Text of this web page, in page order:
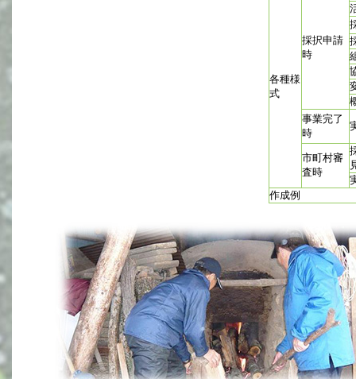
各種様
式
採択申請
時
事業完了
時
市町村審
査時
作成例